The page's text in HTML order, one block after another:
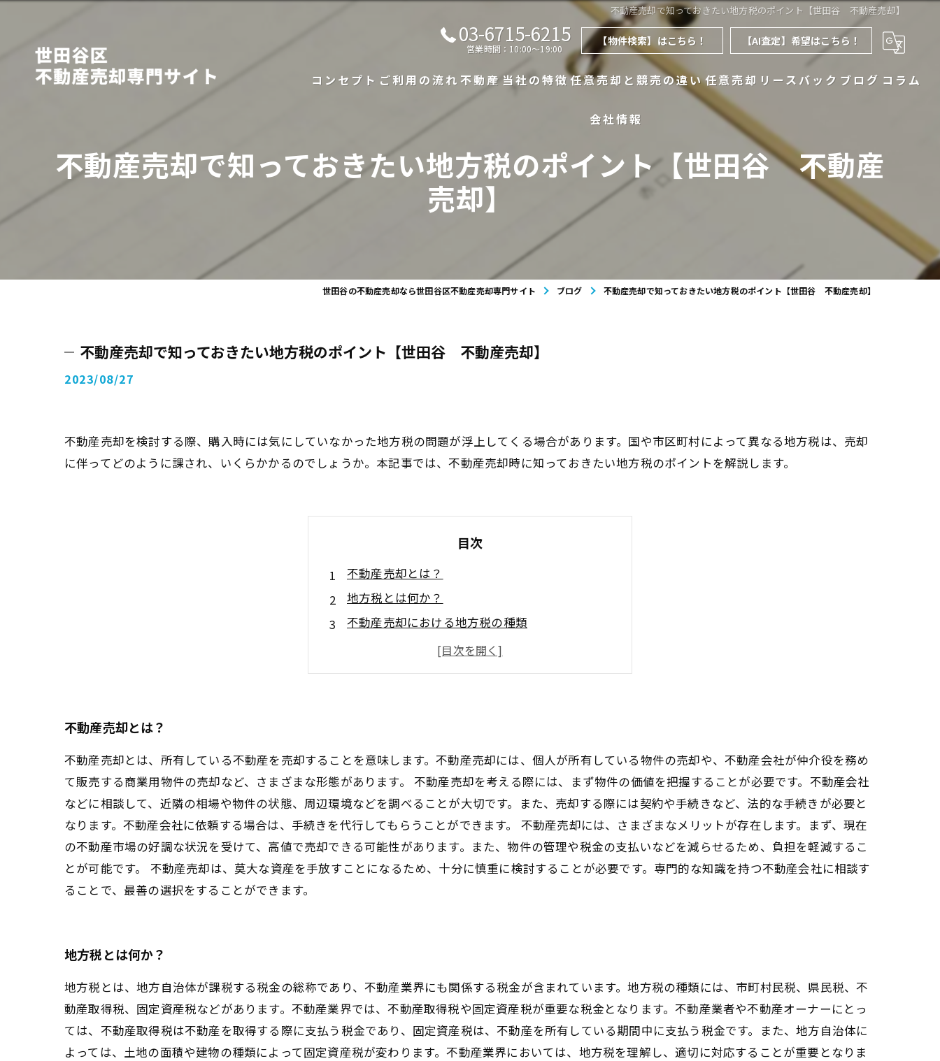
不動産売却で知っておきたい地方税のポイント【世田谷 不動産売却】
03-6715-6215
営業時間：10:00～19:00
【物件検索】はこちら！ 【AI査定】希望はこちら！
コンセプト ご利用の流れ
よくある質問
不動産
不動産の売買実績
査定実績
当社の特徴
マンション
任意売却と競売の違い任意売却 リースバック ブログ コラム
会社情報
不動産売却で知っておきたい地方税のポイント【世田谷 不動産
売却】
世田谷の不動産売却なら世田谷区不動産売却専門サイト ブログ 不動産売却で知っておきたい地方税のポイント【世田谷 不動産売却】
不動産売却で知っておきたい地方税のポイント【世田谷 不動産売却】
2023/08/27
不動産売却を検討する際、購入時には気にしていなかった地方税の問題が浮上してくる場合があります。国や市区町村によって異なる地方税は、売却
に伴ってどのように課され、いくらかかるのでしょうか。本記事では、不動産売却時に知っておきたい地方税のポイントを解説します。
目次
不動産売却とは？
地方税とは何か？
不動産売却における地方税の種類
地方税の計算方法と支払い時期
地方税の免除や減免制度について
不動産売却とは？
不動産売却とは、所有している不動産を売却することを意味します。不動産売却には、個人が所有している物件の売却や、不動産会社が仲介役を務め
て販売する商業用物件の売却など、さまざまな形態があります。 不動産売却を考える際には、まず物件の価値を把握することが必要です。不動産会社
などに相談して、近隣の相場や物件の状態、周辺環境などを調べることが大切です。また、売却する際には契約や手続きなど、法的な手続きが必要と
なります。不動産会社に依頼する場合は、手続きを代行してもらうことができます。 不動産売却には、さまざまなメリットが存在します。まず、現在
の不動産市場の好調な状況を受けて、高値で売却できる可能性があります。また、物件の管理や税金の支払いなどを減らせるため、負担を軽減するこ
とが可能です。 不動産売却は、莫大な資産を手放すことになるため、十分に慎重に検討することが必要です。専門的な知識を持つ不動産会社に相談す
ることで、最善の選択をすることができます。
地方税とは何か？
地方税とは、地方自治体が課税する税金の総称であり、不動産業界にも関係する税金が含まれています。地方税の種類には、市町村民税、県民税、不
動産取得税、固定資産税などがあります。不動産業界では、不動産取得税や固定資産税が重要な税金となります。不動産業者や不動産オーナーにとっ
ては、不動産取得税は不動産を取得する際に支払う税金であり、固定資産税は、不動産を所有している期間中に支払う税金です。また、地方自治体に
よっては、土地の面積や建物の種類によって固定資産税が変わります。不動産業界においては、地方税を理解し、適切に対応することが重要となりま